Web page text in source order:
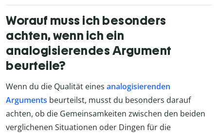
Worauf muss ich besonders
achten, wenn ich ein
analogisierendes Argument
beurteile?
Wenn du die Qualität eines analogisierenden
Arguments beurteilst, musst du besonders darauf
achten, ob die Gemeinsamkeiten zwischen den beiden
verglichenen Situationen oder Dingen für die